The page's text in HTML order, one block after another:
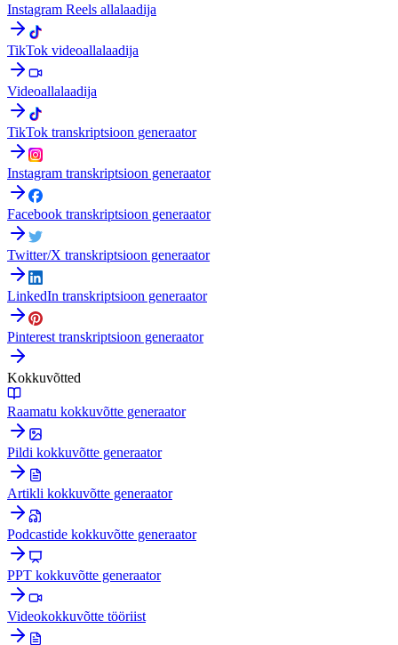
Instagram Reels allalaadija
TikTok videoallalaadija
Videoallalaadija
TikTok transkriptsioon generaator
Instagram transkriptsioon generaator
Facebook transkriptsioon generaator
Twitter/X transkriptsioon generaator
LinkedIn transkriptsioon generaator
Pinterest transkriptsioon generaator
Kokkuvõtted
Raamatu kokkuvõtte generaator
Pildi kokkuvõtte generaator
Artikli kokkuvõtte generaator
Podcastide kokkuvõtte generaator
PPT kokkuvõtte generaator
Videokokkuvõtte tööriist